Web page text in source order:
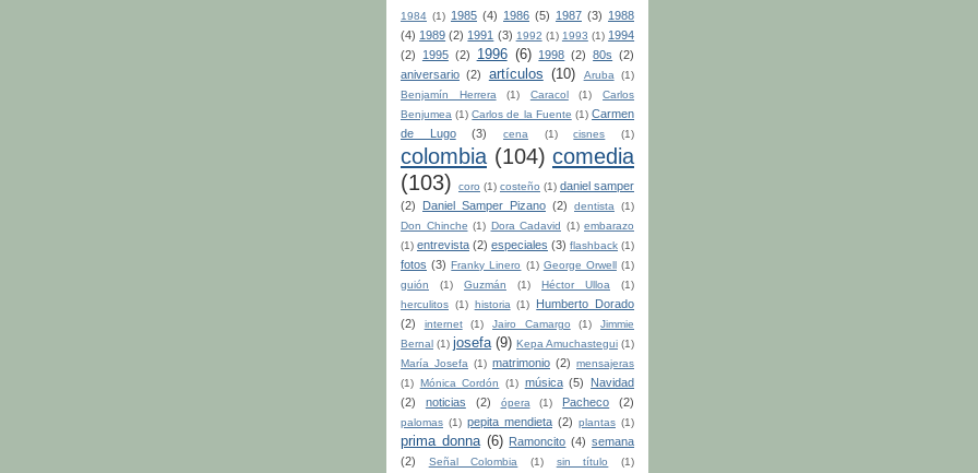
1984 (1) 1985 (4) 1986 (5) 1987 (3) 1988
(4) 1989 (2) 1991 (3) 1992 (1) 1993 (1) 1994
(2) 1995 (2) 1996 (6) 1998 (2) 80s (2)
aniversario (2) artículos (10) Aruba (1)
Benjamín Herrera
(1) Caracol (1)
Carlos
Benjumea (1) Carlos de la Fuente (1) Carmen
de Lugo
(3) cena (1) cisnes (1)
colombia (104) comedia
(103)
coro (1) costeño (1) daniel samper
(2)
Daniel Samper Pizano (2) dentista (1)
Don Chinche (1) Dora Cadavid (1) embarazo
(1) entrevista (2) especiales (3) flashback (1)
fotos (3) Franky Linero (1) George Orwell
(1)
guión
(1) Guzmán (1) Héctor Ulloa
(1)
herculitos (1) historia (1)
Humberto Dorado
(2)
internet (1) Jairo Camargo (1)
Jimmie
Bernal (1) josefa (9) Kepa Amuchastegui (1)
María Josefa (1) matrimonio (2) mensajeras
(1)
Mónica Cordón (1) música (5)
Navidad
(2)
noticias (2) ópera (1) Pacheco (2)
palomas (1) pepita mendieta (2) plantas (1)
prima donna (6) Ramoncito (4) semana
(2)
Señal Colombia (1) sin título (1)